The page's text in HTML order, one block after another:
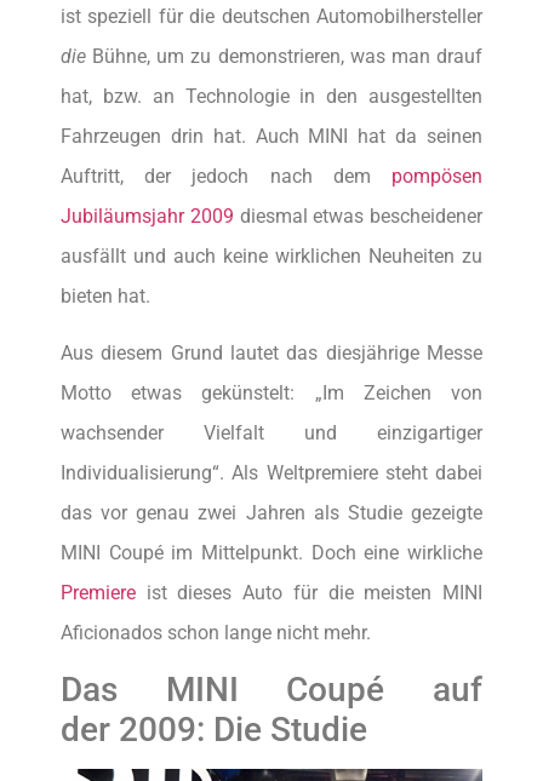
ist speziell für die deutschen Automobilhersteller
die Bühne, um zu demonstrieren, was man drauf
hat, bzw. an Technologie in den ausgestellten
Fahrzeugen drin hat. Auch MINI hat da seinen
Auftritt, der jedoch nach dem pompösen
Jubiläumsjahr 2009 diesmal etwas bescheidener
ausfällt und auch keine wirklichen Neuheiten zu
bieten hat.
Aus diesem Grund lautet das diesjährige Messe
Motto etwas gekünstelt: „Im Zeichen von
wachsender Vielfalt und einzigartiger
Individualisierung“. Als Weltpremiere steht dabei
das vor genau zwei Jahren als Studie gezeigte
MINI Coupé im Mittelpunkt. Doch eine wirkliche
Premiere ist dieses Auto für die meisten MINI
Aficionados schon lange nicht mehr.
Das MINI Coupé auf
der 2009: Die Studie